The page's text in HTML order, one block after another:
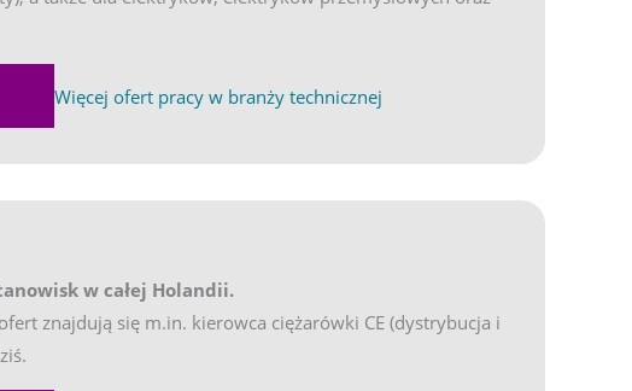
EXPAND
Więcej ofert pracy w branży technicznej
w całej Holandii.
znajdują się m.in. kierowca ciężarówki CE (dystrybucja i